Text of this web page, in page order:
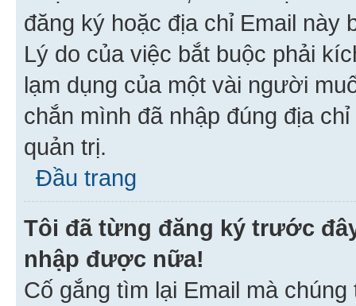
đăng ký hoặc địa chỉ Email này
Lý do của việc bắt buộc phải
lạm dụng của một vài người
chắn mình đã nhập đúng địa
quản trị.
Đầu trang
Tôi đã từng đăng ký trước
nhập được nữa!
Cố gắng tìm lại Email mà